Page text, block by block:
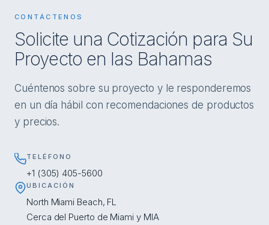
CONTÁCTENOS
Solicite una Cotización para Su
Proyecto en las Bahamas
Cuéntenos sobre su proyecto y le responderemos
en un día hábil con recomendaciones de productos
y precios.
TELÉFONO
+1 (305) 405-5600
UBICACIÓN
North Miami Beach, FL
Cerca del Puerto de Miami y MIA